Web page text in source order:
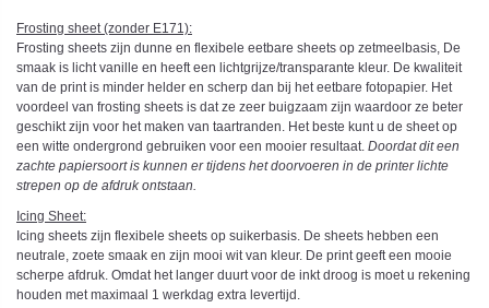
Frosting sheet (zonder E171):
Frosting sheets zijn dunne en flexibele eetbare sheets op zetmeelbasis, De
smaak is licht vanille en heeft een lichtgrijze/transparante kleur. De kwaliteit
van de print is minder helder en scherp dan bij het eetbare fotopapier. Het
voordeel van frosting sheets is dat ze zeer buigzaam zijn waardoor ze beter
geschikt zijn voor het maken van taartranden. Het beste kunt u de sheet op
een witte ondergrond gebruiken voor een mooier resultaat. Doordat dit een
zachte papiersoort is kunnen er tijdens het doorvoeren in de printer lichte
strepen op de afdruk ontstaan.
Icing Sheet:
Icing sheets zijn flexibele sheets op suikerbasis. De sheets hebben een
neutrale, zoete smaak en zijn mooi wit van kleur. De print geeft een mooie
scherpe afdruk. Omdat het langer duurt voor de inkt droog is moet u rekening
houden met maximaal 1 werkdag extra levertijd.